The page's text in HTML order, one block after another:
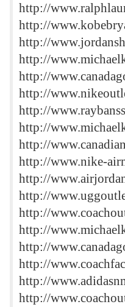
http://
http://
http://
http://
http://
http://
http://
http://
http://
http://www.nike-
http://
http://
http://
http://
http://
http://
http://
http://